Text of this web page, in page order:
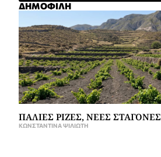
ΔΗΜΟΦΙΛΗ
ΠΑΛΙΕΣ ΡΙΖΕΣ, ΝΕΕΣ ΣΤΑΓΟΝΕΣ
ΚΩΝΣΤΑΝΤΊΝΑ ΨΙΛΙΏΤΗ